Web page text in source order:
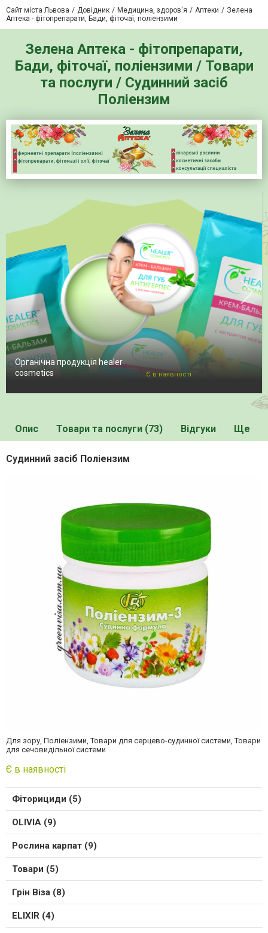
Сайт міста Львова Довідник Медицина, здоров'я Аптеки
Зелена
Аптека - фітопрепарати, Бади, фіточаї, поліензими
Зелена Аптека - фітопрепарати,
Бади, фіточаї, поліензими / Товари
та послуги / Судинний засіб
Поліензим
Органічна продукція healer
cosmetics
Є в наявності
Опис Товари та послуги (73) Відгуки Ще
Судинний засіб Поліензим
Для зору, Поліензими, Товари для серцево-судинної системи, Товари
для сечовидільної системи
Є в наявності
Фіторициди (5)
OLIVIA (9)
Рослина карпат (9)
Товари (5)
Грін Віза (8)
ELIXIR (4)